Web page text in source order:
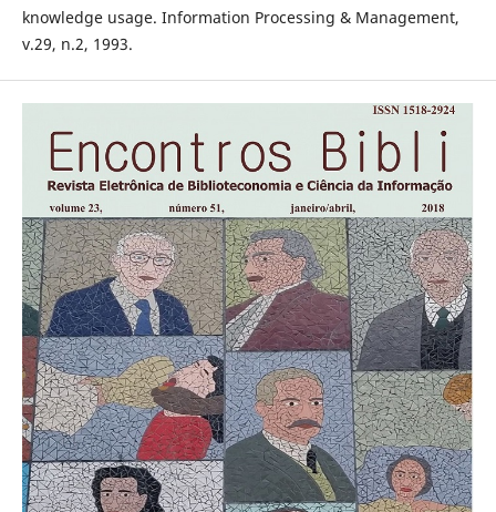
knowledge usage. Information Processing & Management,
v.29, n.2, 1993.